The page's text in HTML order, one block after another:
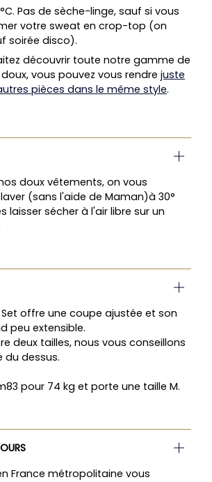
Pas de sèche-linge, sauf si vous
votre sweat en crop-top (on
soirée disco).
découvrir toute notre gamme de
vous pouvez vous rendre juste
pièces dans le même style.
doux vêtements, on vous
(sans l'aide de Maman)à 30°
laisser sécher à l'air libre sur un
offre une coupe ajustée et son
peu extensible.
deux tailles, nous vous conseillons
du dessus.
pour 74 kg et porte une taille M.
France métropolitaine vous